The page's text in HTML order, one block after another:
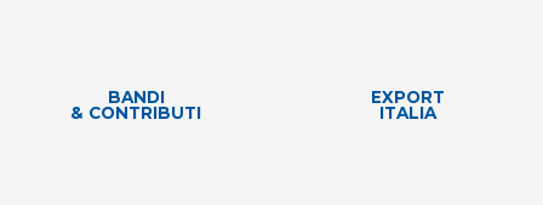
BANDI
& CONTRIBUTI
EXPORT
ITALIA